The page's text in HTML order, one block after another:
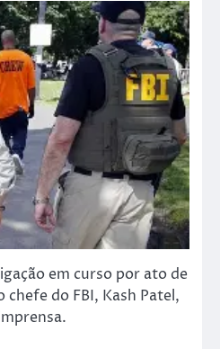
em curso por ato de
do FBI, Kash Patel,